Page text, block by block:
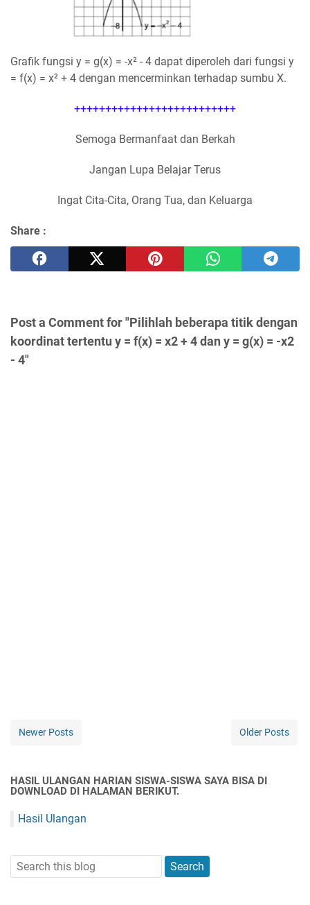
Grafik fungsi y = g(x) = -x² - 4 dapat diperoleh dari fungsi y
= f(x) = x² + 4 dengan mencerminkan terhadap sumbu X.
++++++++++++++++++++++++++
Semoga Bermanfaat dan Berkah
Jangan Lupa Belajar Terus
Ingat Cita-Cita, Orang Tua, dan Keluarga
Share :
Post a Comment for "Pilihlah beberapa titik dengan
koordinat tertentu y = f(x) = x2 + 4 dan y = g(x) = -x2
- 4"
Newer Posts Older Posts
HASIL ULANGAN HARIAN SISWA-SISWA SAYA BISA DI
DOWNLOAD DI HALAMAN BERIKUT.
Hasil Ulangan